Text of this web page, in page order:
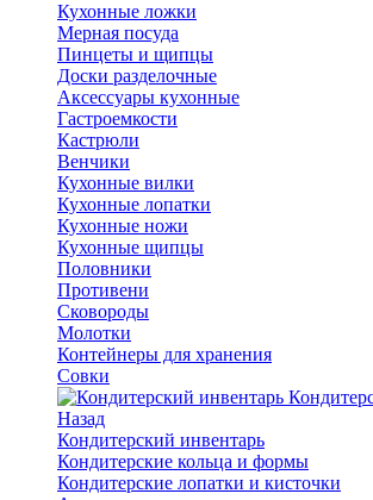
Кухонные ложки
Мерная посуда
Пинцеты и щипцы
Доски разделочные
Аксессуары кухонные
Гастроемкости
Кастрюли
Венчики
Кухонные вилки
Кухонные лопатки
Кухонные ножи
Кухонные щипцы
Половники
Противени
Сковороды
Молотки
Контейнеры для хранения
Совки
Назад
Кондитерский инвентарь
Кондитерские кольца и формы
Кондитерские лопатки и кисточки